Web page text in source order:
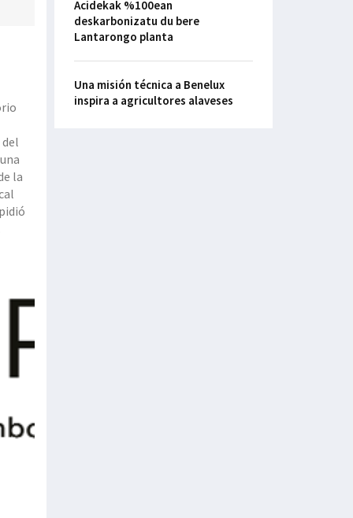
la
Acidekak %100ean
deskarbonizatu du bere
Lantarongo planta
Una misión técnica a Benelux
inspira a agricultores alaveses